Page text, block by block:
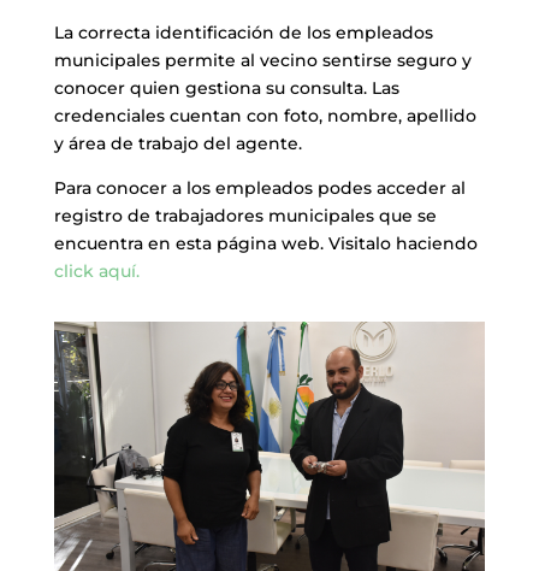
La correcta identificación de los empleados
municipales permite al vecino sentirse seguro y
conocer quien gestiona su consulta. Las
credenciales cuentan con foto, nombre, apellido
y área de trabajo del agente.
Para conocer a los empleados podes acceder al
registro de trabajadores municipales que se
encuentra en esta página web. Visitalo haciendo
click aquí.